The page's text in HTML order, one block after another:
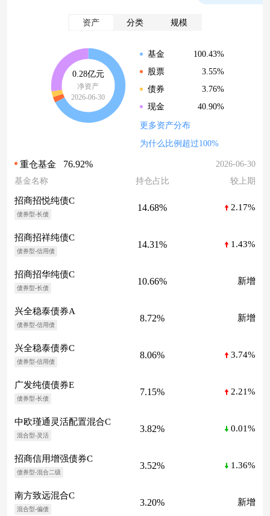
资产 分类 规模
0.28亿元
净资产
2026-06-30
基金
100.43%
股票
3.55%
债券
3.76%
现金
40.90%
更多资产分布
为什么比例超过100%
重仓基金 76.92%
2026-06-30
基金名称
持仓占比 较上期
招商招悦纯债C
债券型-长债
14.68% 2.17%
招商招祥纯债C
债券型-信用债
14.31% 1.43%
招商招华纯债C
债券型-长债
10.66% 新增
兴全稳泰债券A
债券型-信用债
8.72% 新增
兴全稳泰债券C
债券型-信用债
8.06% 3.74%
广发纯债债券E
债券型-长债
7.15% 2.21%
中欧瑾通灵活配置混合C
混合型-灵活
3.82% 0.01%
招商信用增强债券C
债券型-混合二级
3.52% 1.36%
南方致远混合C
混合型-偏债
3.20% 新增